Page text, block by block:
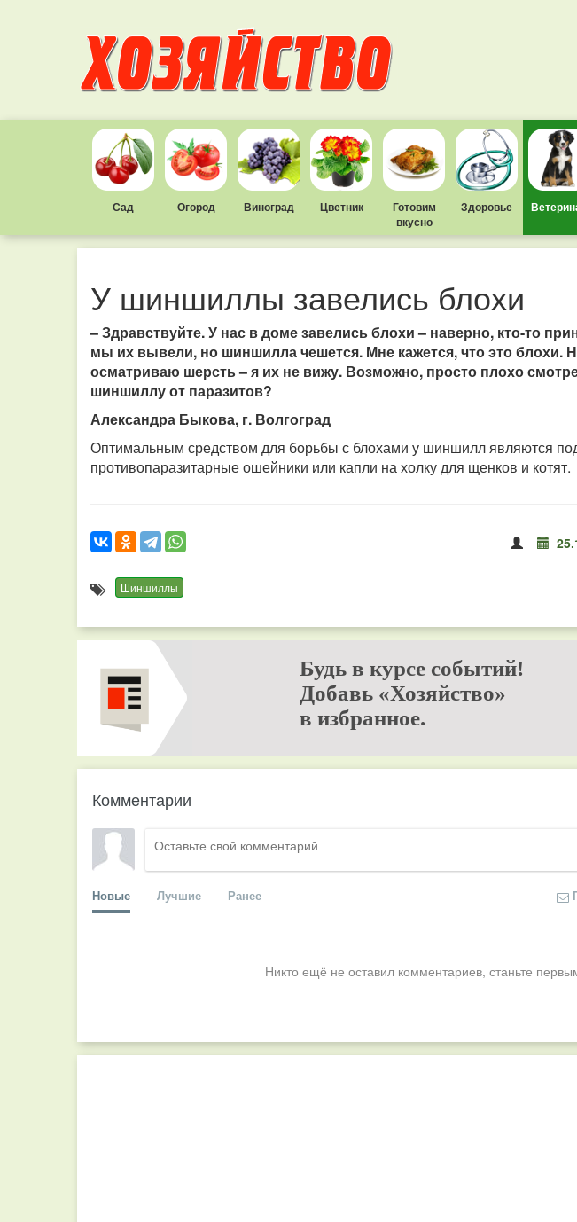
Сад Огород Виноград Цветник
Готовим
вкусно
Здоровье
У шиншиллы завелись блохи
– Здравствуйте. У нас в доме завелись блохи – наверно, кто-то
мы их вывели, но шиншилла чешется. Мне кажется, что это блохи.
осматриваю шерсть – я их не вижу. Возможно, просто плохо
шиншиллу от паразитов?
Александра Быкова, г. Волгоград
Оптимальным средством для борьбы с блохами у шиншилл являются
противопаразитарные ошейники или капли на холку для щенков и котят.
Шиншиллы
Будь в курсе событий!
Добавь «Хозяйство»
в избранное.
Комментарии
Новые Лучшие Ранее
Никто ещё не оставил комментариев, станьте